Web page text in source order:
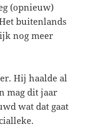
(opnieuw)
buitenlands
nog meer
Hij haalde al
mag dit jaar
wat dat gaat